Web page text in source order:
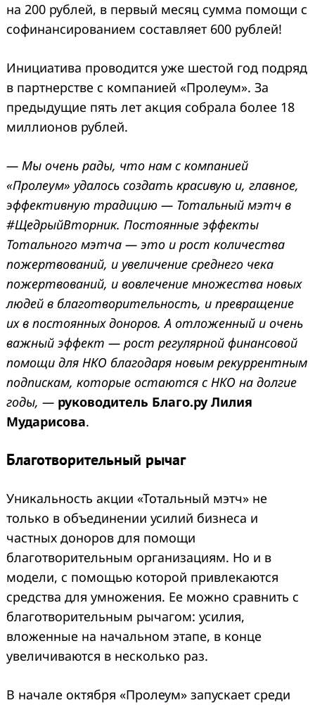
на 200 рублей, в первый месяц сумма помощи с
софинансированием составляет 600 рублей!
Инициатива проводится уже шестой год подряд
в партнерстве с компанией «Пролеум». За
предыдущие пять лет акция собрала более 18
миллионов рублей.
— Мы очень рады, что нам с компанией
«Пролеум» удалось создать красивую и, главное,
эффективную традицию — Тотальный мэтч в
#ЩедрыйВторник. Постоянные эффекты
Тотального мэтча — это и рост количества
пожертвований, и увеличение среднего чека
пожертвований, и вовлечение множества новых
людей в благотворительность, и превращение
их в постоянных доноров. А отложенный и очень
важный эффект — рост регулярной финансовой
помощи для НКО благодаря новым рекуррентным
подпискам, которые остаются с НКО на долгие
годы, — руководитель Благо.ру Лилия
Мударисова.
Благотворительный рычаг
Уникальность акции «Тотальный мэтч» не
только в объединении усилий бизнеса и
частных доноров для помощи
благотворительным организациям. Но и в
модели, с помощью которой привлекаются
средства для умножения. Ее можно сравнить с
благотворительным рычагом: усилия,
вложенные на начальном этапе, в конце
увеличиваются в несколько раз.
В начале октября «Пролеум» запускает среди